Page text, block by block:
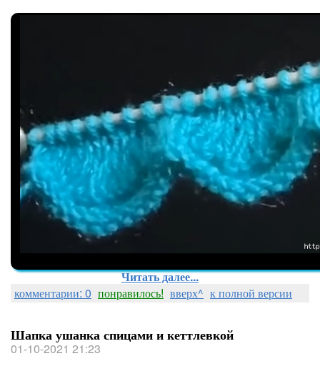
Читать далее...
комментарии: 0 понравилось! вверх^ к полной версии
Шапка ушанка спицами и кеттлевкой
01-10-2021 21:23